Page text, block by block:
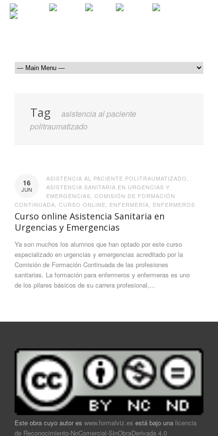
Tag
asistencia al paciente
politraumatizado
16
JUN
ASISTENCIA AL PACIENTE POLITRAUMATIZADO
ASISTENCIA SANITARIA EN URGENCIAS Y
EMERGENCIAS COMISIÓN DE FORMACIÓN
CONTINUADA CURSO ONLINE ENFERMERÍA ENFERMEROS
Curso online Asistencia Sanitaria en
Urgencias y Emergencias
Ya son muchos los alumnos que han optado por este curso
especializado en urgencias y emergencias acreditado por la
Comisión de Formación Continuada de las profesiones
sanitarias. La formación para enfermeros y enfermeras es uno
de los pilares básicos de su carrera profesional,...
Este obra cuyo autor es www.formalviz.es está bajo una licencia
de Reconocimiento-NoComercial-SinObraDerivada 4.0